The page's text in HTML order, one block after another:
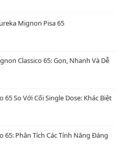
Mignon Pisa 65
Classico 65: Gọn, Nhanh Và Dễ
65 So Với Cối Single Dose: Khác Biệt
65: Phân Tích Các Tính Năng Đáng